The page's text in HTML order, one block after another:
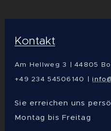
Kontakt
Am Hellweg 3 | 44805
+49 234 54506140 |
Sie erreichen uns
Montag bis Freitag